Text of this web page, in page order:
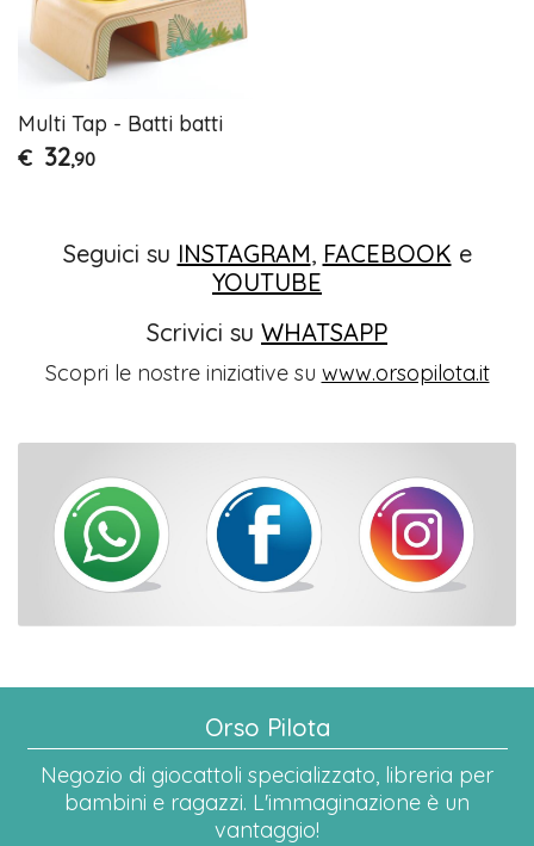
Multi Tap - Batti batti
€ 32,90
Seguici su INSTAGRAM, FACEBOOK e
YOUTUBE
Scrivici su WHATSAPP
Scopri le nostre iniziative su www.orsopilota.it
Orso Pilota
Negozio di giocattoli specializzato, libreria per
bambini e ragazzi. L'immaginazione è un
vantaggio!